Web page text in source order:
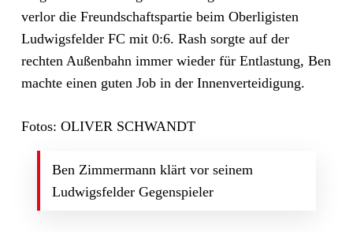
verlor die Freundschaftspartie beim Oberligisten
Ludwigsfelder FC mit 0:6. Rash sorgte auf der
rechten Außenbahn immer wieder für Entlastung, Ben
machte einen guten Job in der Innenverteidigung.
Fotos: OLIVER SCHWANDT
Ben Zimmermann klärt vor seinem
Ludwigsfelder Gegenspieler